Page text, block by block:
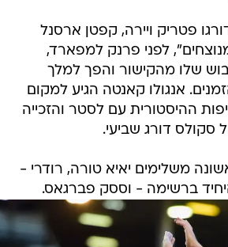
פטריק ויירה, קפטן ארסנל
לפני פרנק למפארד,
שלו מהקישור והפך למלך
אנגולו קאנטה הגיע למקום
ההיסטורית עם לסטר והזכייה
סקולס דורג שביעי.
משלימים יאיא טורה, רודרי -
ברשימה - וססק פברגאס.